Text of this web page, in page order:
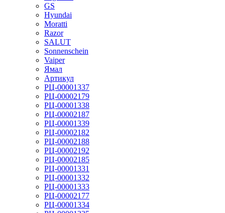
GS
Hyundai
Moratti
Razor
SALUT
Sonnenschein
Vaiper
Ямал
Артикул
РЦ-00001337
РЦ-00002179
РЦ-00001338
РЦ-00002187
РЦ-00001339
РЦ-00002182
РЦ-00002188
РЦ-00002192
РЦ-00002185
РЦ-00001331
РЦ-00001332
РЦ-00001333
РЦ-00002177
РЦ-00001334